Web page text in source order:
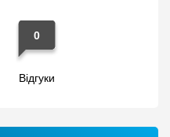
0
Відгуки